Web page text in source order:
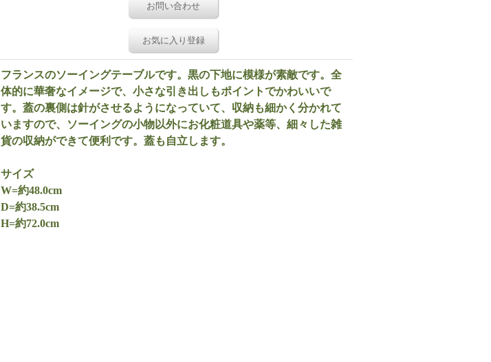
お問い合わせ
お気に入り登録
フランスのソーイングテーブルです。黒の下地に模様が素敵です。全
体的に華奢なイメージで、小さな引き出しもポイントでかわいいで
す。蓋の裏側は針がさせるようになっていて、収納も細かく分かれて
いますので、ソーイングの小物以外にお化粧道具や薬等、細々した雑
貨の収納ができて便利です。蓋も自立します。
サイズ
W=約48.0cm
D=約38.5cm
H=約72.0cm